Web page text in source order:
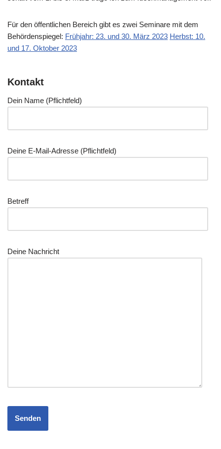
Für den öffent­li­chen Bereich gibt es zwei Semi­na­re mit dem
Behör­den­spie­gel: Früh­jahr: 23. und 30. März 2023 Herbst: 10.
und 17. Okto­ber 2023
Kontakt
Dein Name (Pflicht­feld)
Dei­ne E‑Mail-Adres­se (Pflicht­feld)
Betreff
Dei­ne Nachricht